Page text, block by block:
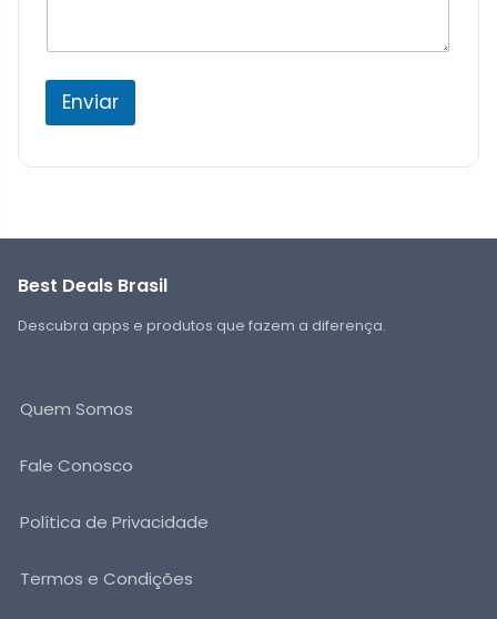
Enviar
Best Deals Brasil
Descubra apps e produtos que fazem a diferença.
Quem Somos
Fale Conosco
Política de Privacidade
Termos e Condições